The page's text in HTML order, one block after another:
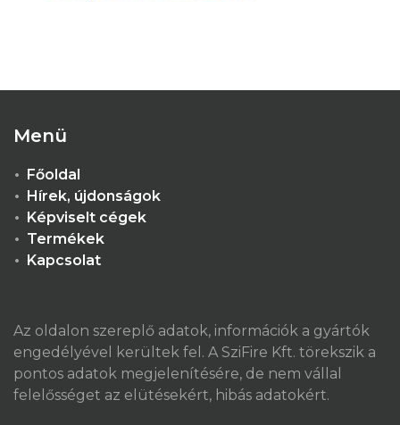
Menü
Főoldal
Hírek, újdonságok
Képviselt cégek
Termékek
Kapcsolat
Az oldalon szereplő adatok, információk a gyártók
engedélyével kerültek fel. A SziFire Kft. törekszik a
pontos adatok megjelenítésére, de nem vállal
felelősséget az elütésekért, hibás adatokért.